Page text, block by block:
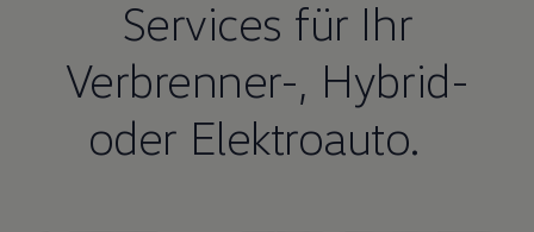
Services für Ihr
Verbrenner-, Hybrid-
oder Elektroauto.